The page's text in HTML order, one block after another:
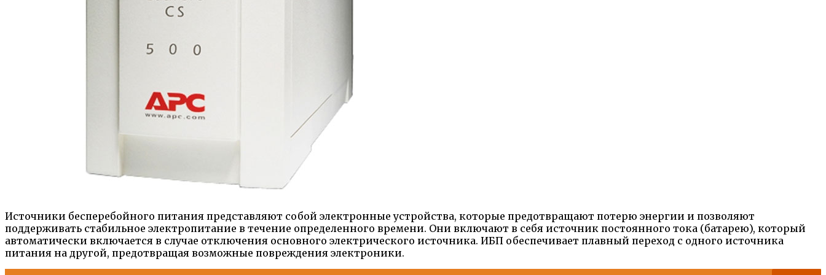
Источники бесперебойного питания представляют собой электронные устройства, которые предотвращают потерю энергии и позволяют
поддерживать стабильное электропитание в течение определенного времени. Они включают в себя источник постоянного тока (батарею), который
автоматически включается в случае отключения основного электрического источника. ИБП обеспечивает плавный переход с одного источника
питания на другой, предотвращая возможные повреждения электроники.